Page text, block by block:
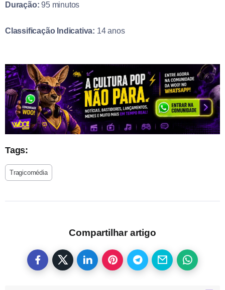
Duração: 95 minutos
Classificação Indicativa: 14 anos
Tags:
Tragicomédia
Compartilhar artigo